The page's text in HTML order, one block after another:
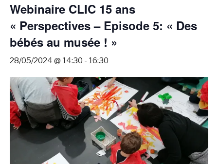
Webinaire CLIC 15 ans
« Perspectives – Episode 5: « Des
bébés au musée ! »
28/05/2024 @ 14:30 - 16:30